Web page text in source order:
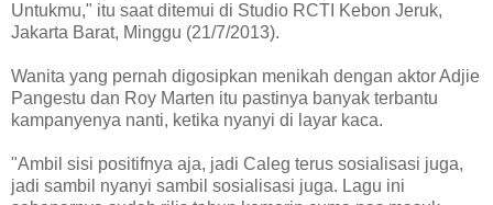
Untukmu," itu saat ditemui di Studio RCTI Kebon Jeruk,
Jakarta Barat, Minggu (21/7/2013).
Wanita yang pernah digosipkan menikah dengan aktor Adjie
Pangestu dan Roy Marten itu pastinya banyak terbantu
kampanyenya nanti, ketika nyanyi di layar kaca.
"Ambil sisi positifnya aja, jadi Caleg terus sosialisasi juga,
jadi sambil nyanyi sambil sosialisasi juga. Lagu ini